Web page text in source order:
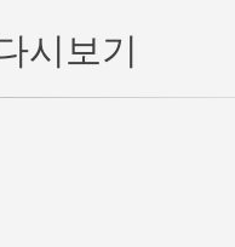
시보기